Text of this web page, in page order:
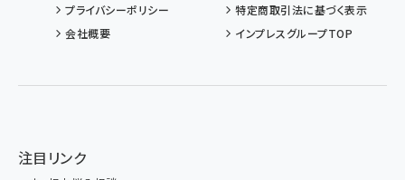
プライバシーポリシー
特定商取引法に基づく表示
会社概要
インプレスグループTOP
注目リンク